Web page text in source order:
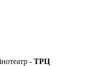
- ТРЦ